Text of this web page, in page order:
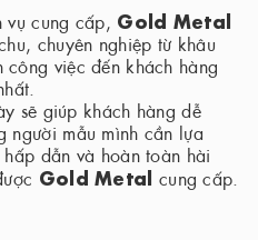
vụ cung cấp, Gold Metal
chuyên nghiệp từ khâu
việc đến khách hàng
sẽ giúp khách hàng dễ
người mẫu mình cần lựa
dẫn và hoàn toàn hài
Gold Metal cung cấp.